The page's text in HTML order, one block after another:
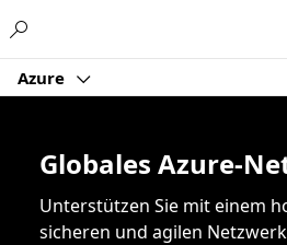
Azure
Globales Azure-
Unterstützen Sie mit einem
sicheren und agilen